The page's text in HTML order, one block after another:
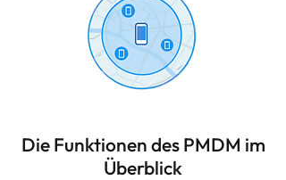
Die Funktionen des PMDM im
Überblick